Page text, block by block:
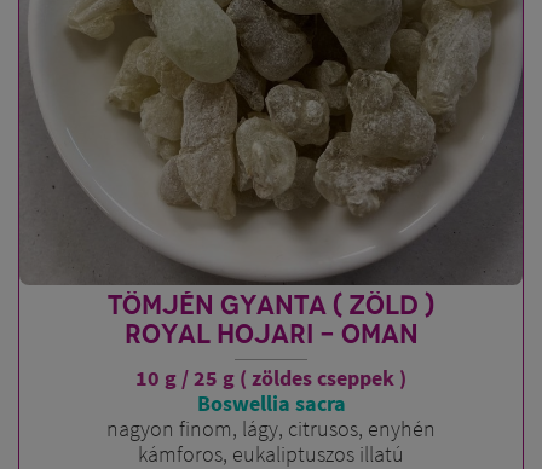
TÖMJÉN GYANTA ( ZÖLD )
ROYAL HOJARI - OMAN
10 g / 25 g ( zöldes cseppek )
Boswellia sacra
nagyon finom, lágy, citrusos, enyhén
kámforos, eukaliptuszos illatú